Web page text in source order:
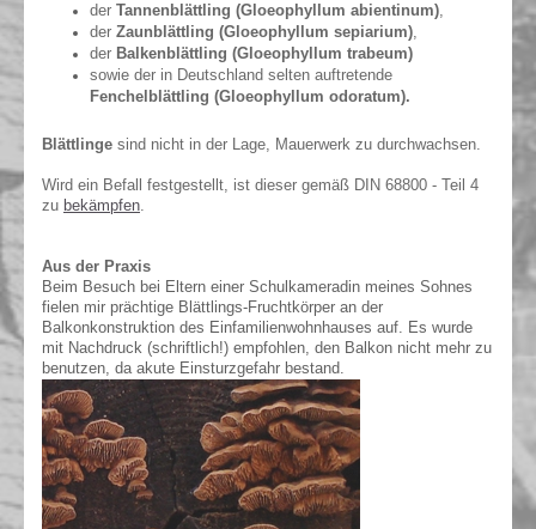
der Tannenblättling (Gloeophyllum abientinum),
der Zaunblättling (Gloeophyllum sepiarium),
der Balkenblättling (Gloeophyllum trabeum)
sowie der in Deutschland selten auftretende
Fenchelblättling (Gloeophyllum odoratum).
Blättlinge sind nicht in der Lage, Mauerwerk zu durchwachsen.
Wird ein Befall festgestellt, ist dieser gemäß DIN 68800 - Teil 4
zu bekämpfen.
Aus der Praxis
Beim Besuch bei Eltern einer Schulkameradin meines Sohnes
fielen mir prächtige Blättlings-Fruchtkörper an der
Balkonkonstruktion des Einfamilienwohnhauses auf. Es wurde
mit Nachdruck (schriftlich!) empfohlen, den Balkon nicht mehr zu
benutzen, da akute Einsturzgefahr bestand.